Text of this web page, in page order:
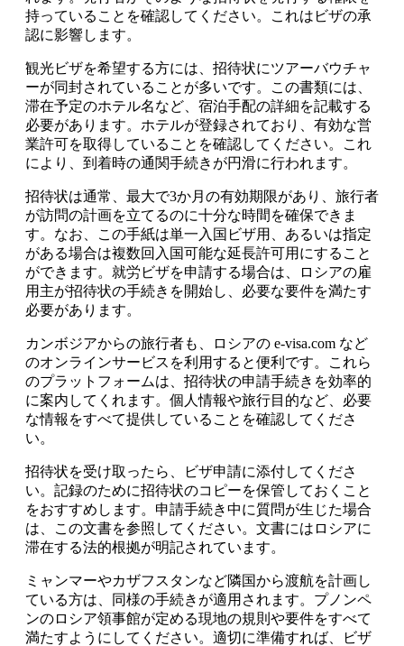
持っていることを確認してください。これはビザの承
認に影響します。
観光ビザを希望する方には、招待状にツアーバウチャ
ーが同封されていることが多いです。この書類には、
滞在予定のホテル名など、宿泊手配の詳細を記載する
必要があります。ホテルが登録されており、有効な営
業許可を取得していることを確認してください。これ
により、到着時の通関手続きが円滑に行われます。
招待状は通常、最大で3か月の有効期限があり、旅行者
が訪問の計画を立てるのに十分な時間を確保できま
す。なお、この手紙は単一入国ビザ用、あるいは指定
がある場合は複数回入国可能な延長許可用にすること
ができます。就労ビザを申請する場合は、ロシアの雇
用主が招待状の手続きを開始し、必要な要件を満たす
必要があります。
カンボジアからの旅行者も、ロシアの e-visa.com など
のオンラインサービスを利用すると便利です。これら
のプラットフォームは、招待状の申請手続きを効率的
に案内してくれます。個人情報や旅行目的など、必要
な情報をすべて提供していることを確認してくださ
い。
招待状を受け取ったら、ビザ申請に添付してくださ
い。記録のために招待状のコピーを保管しておくこと
をおすすめします。申請手続き中に質問が生じた場合
は、この文書を参照してください。文書にはロシアに
滞在する法的根拠が明記されています。
ミャンマーやカザフスタンなど隣国から渡航を計画し
ている方は、同様の手続きが適用されます。プノンペ
ンのロシア領事館が定める現地の規則や要件をすべて
満たすようにしてください。適切に準備すれば、ビザ